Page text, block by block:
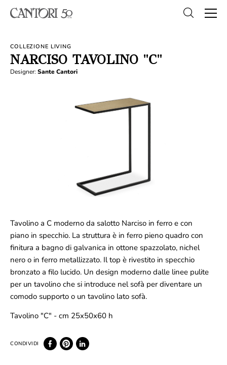
COLLEZIONE LIVING
NARCISO TAVOLINO "C"
Designer: Sante Cantori
Tavolino a C moderno da salotto Narciso in ferro e con
piano in specchio. La struttura è in ferro pieno quadro con
finitura a bagno di galvanica in ottone spazzolato, nichel
nero o in ferro metallizzato. Il top è rivestito in specchio
bronzato a filo lucido. Un design moderno dalle linee pulite
per un tavolino che si introduce nel sofà per diventare un
comodo supporto o un tavolino lato sofà.
Tavolino "C" - cm 25x50x60 h